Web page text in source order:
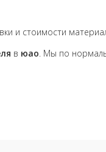
и стоимости
в юао. Мы по